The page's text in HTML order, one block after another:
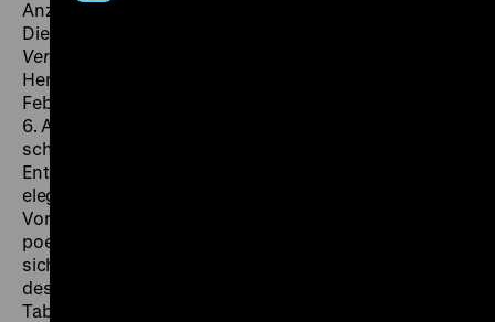
Anzahl der beteiligten Männer von sieben auf drei.
Diese Bearbeitungen verschaffen
Vergangenheit
Hergestellt in den Monaten Dezember 1942 bis
Februar 1943, die auch den Untergang der deutschen
6. Armee in der Schlacht von Stalingrad besiegelten,
scheinen sich die denkwürdigen
Entstehungsbedingungen des Films in seiner
elegischen Grundstimmung widerzuspiegeln. Seinem
Vorbild folgend ist
poetischen Realismus Frankreichs geprägt. Dies zeigt
sich besonders in der tragischen Schlüsselepisode
des Films mit Ferdinand Marian. Zerlett gelingt hier ein
Tableau beklemmenden menschlichen Elends, das im